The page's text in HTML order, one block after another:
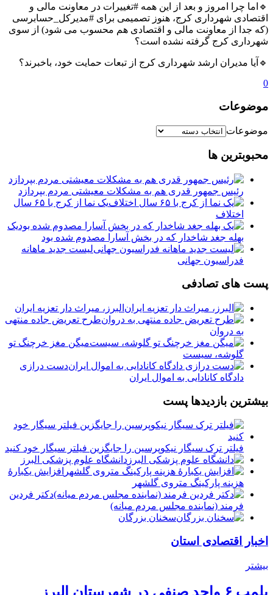
🔹اما چرا امروز و بعد از این همه #تغییرات در معاونت مالی و
اقتصادی شهرداری کرج، هنوز تصمیمی برای #مدیرکل_حسابرسی
(که جدا از معاونت مالی و اقتصادی هم محسوب می شود) از سوی
شهرداری کرج گرفته نشده است؟
🔹آیا مدیران ارشد شهرداری کرج از تبعات حمایت خود، باخبرند؟
0
موضوعات
موضوعات
محبوبترین ها
رئیس جمهور قدری هم به مشکلات معیشتی مردم بپردازد
یک نما از کرج با ۶۵ سال
اختلاف
یک
بهله جغد شاخدار که در بخش آسارا مصدوم شده بود
لیست جدید ماهانه
فدراسیون جهانی
پست های تصادفی
البرز، میراث دار تعزیه ایران
طرح تعریض جاده منتهی
به دروان
میگن مغز خرچنگ تو
گلوشه، سيست
دست درازی
دادگاه کانادایی به اموال ایران
بیشترین بازدیدها پست
فیلتر ترک سیگار نیکوپرسین را جایگزین فیلتر سیگار خود کنید
دانشگاه علوم پزشکی البرز
افزایش یکبارۀ
هزینه پارکینگ متروی گلشهر
دكتر فردين
فرمند (نماينده مجلس مردم میانه)
سخنان بزرگان
اخبار اقتصادی استان
بیشتر
پلمب ۶ واحد صنفی در شهرستان البرز